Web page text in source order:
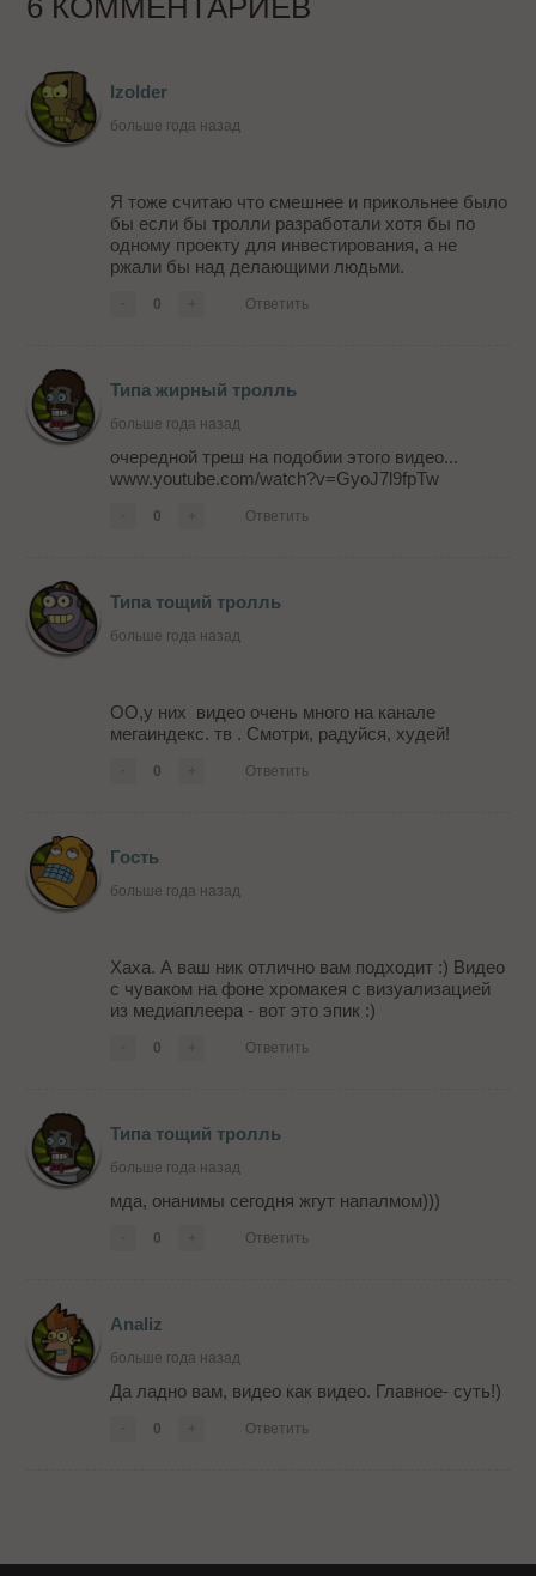
Izolder
больше года назад
Я тоже считаю что смешнее и прикольнее было
бы если бы тролли разработали хотя бы по
одному проекту для инвестирования, а не
ржали бы над делающими людьми.
0 Ответить
Типа жирный тролль
больше года назад
очередной треш на подобии этого видео...
www.youtube.com/watch?v=GyoJ7l9fpTw
0 Ответить
Типа тощий тролль
больше года назад
ОО,у них видео очень много на канале
мегаиндекс. тв . Смотри, радуйся, худей!
0 Ответить
Гость
больше года назад
Хаха. А ваш ник отлично вам подходит :) Видео
с чуваком на фоне хромакея с визуализацией
из медиаплеера - вот это эпик :)
0 Ответить
Типа тощий тролль
больше года назад
мда, онанимы сегодня жгут напалмом)))
0 Ответить
Analiz
больше года назад
Да ладно вам, видео как видео. Главное- суть!)
0 Ответить